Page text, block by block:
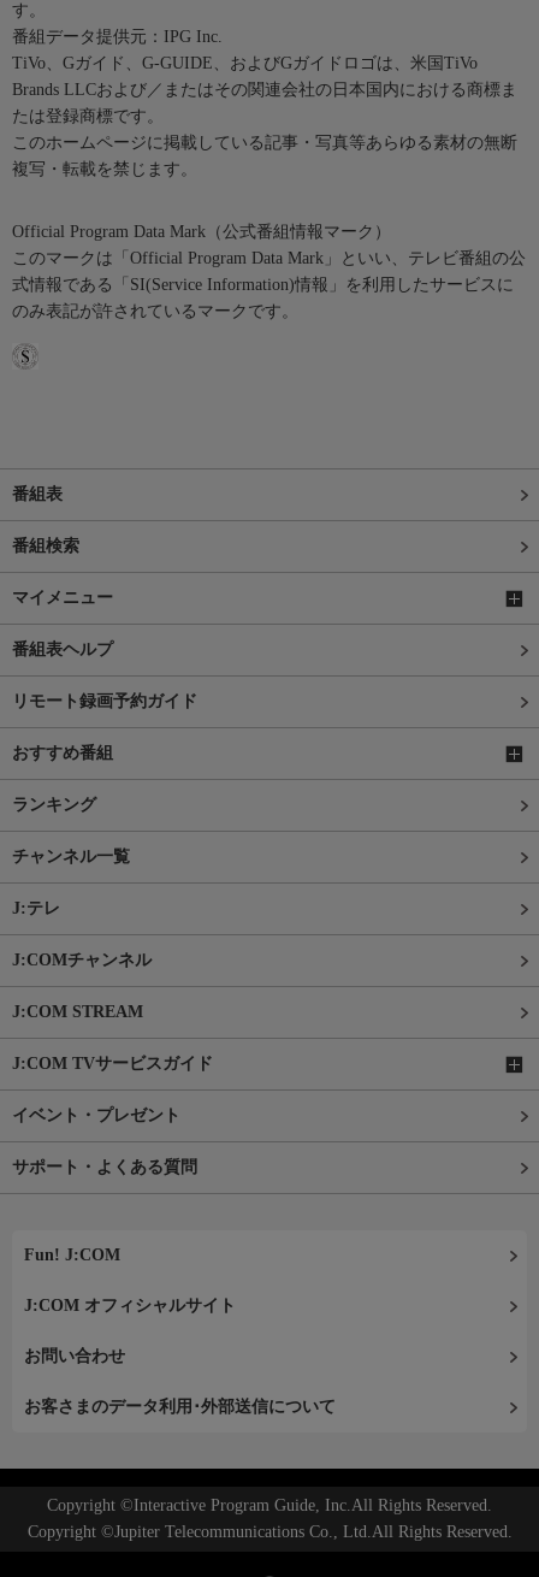
す。
番組データ提供元：IPG Inc.
TiVo、Gガイド、G-GUIDE、およびGガイドロゴは、米国TiVo
Brands LLCおよび／またはその関連会社の日本国内における商標ま
たは登録商標です。
このホームページに掲載している記事・写真等あらゆる素材の無断
複写・転載を禁じます。
Official Program Data Mark（公式番組情報マーク）
このマークは「Official Program Data Mark」といい、テレビ番組の公
式情報である「SI(Service Information)情報」を利用したサービスに
のみ表記が許されているマークです。
番組表
番組検索
マイメニュー
番組表ヘルプ
リモート録画予約ガイド
おすすめ番組
ランキング
チャンネル一覧
J:テレ
J:COMチャンネル
J:COM STREAM
J:COM TVサービスガイド
イベント・プレゼント
サポート・よくある質問
Fun! J:COM
J:COM オフィシャルサイト
お問い合わせ
お客さまのデータ利用･外部送信について
Copyright ©Interactive Program Guide, Inc.All Rights Reserved.
Copyright ©Jupiter Telecommunications Co., Ltd.All Rights Reserved.